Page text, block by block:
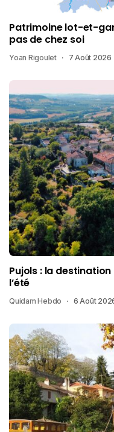
Patrimoine lot-et-
pas de chez soi
Yoan Rigoulet 7 Août 2026
Pujols : la
l’été
Quidam Hebdo 6 Août